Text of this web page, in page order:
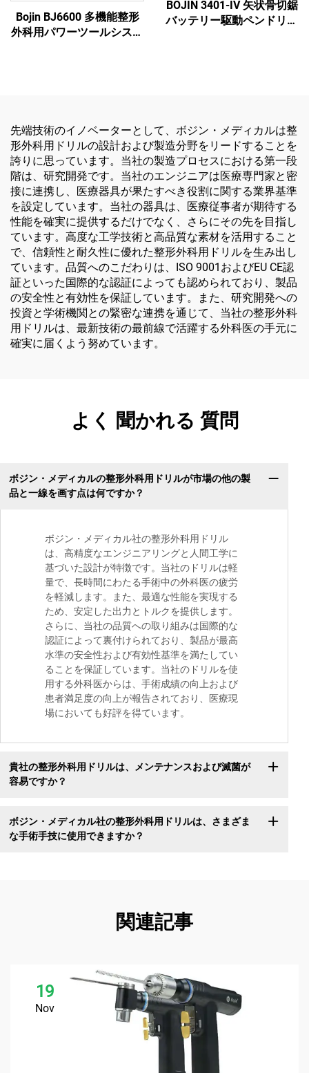
Bojin BJ6600 多機能整形
外科用パワーツールシステ
BOJIN 3401-IV 矢状骨切鋸
バッテリー駆動ペンドリル
先端技術のイノベーターとして、ボジン・メディカルは整
形外科用ドリルの設計および製造分野をリードすることを
誇りに思っています。当社の製造プロセスにおける第一段
階は、研究開発です。当社のエンジニアは医療専門家と密
接に連携し、医療器具が果たすべき役割に関する業界基準
を設定しています。当社の器具は、医療従事者が期待する
性能を確実に提供するだけでなく、さらにその先を目指し
ています。高度な工学技術と高品質な素材を活用すること
で、信頼性と耐久性に優れた整形外科用ドリルを生み出し
ています。品質へのこだわりは、ISO 9001およびEU CE認
証といった国際的な認証によっても認められており、製品
の安全性と有効性を保証しています。また、研究開発への
投資と学術機関との緊密な連携を通じて、当社の整形外科
用ドリルは、最新技術の最前線で活躍する外科医の手元に
確実に届くよう努めています。
よく 聞かれる 質問
ボジン・メディカルの整形外科用ドリルが市場の他の製
品と一線を画す点は何ですか？
ボジン・メディカル社の整形外科用ドリル
は、高精度なエンジニアリングと人間工学に
基づいた設計が特徴です。当社のドリルは軽
量で、長時間にわたる手術中の外科医の疲労
を軽減します。また、最適な性能を実現する
ため、安定した出力とトルクを提供します。
さらに、当社の品質への取り組みは国際的な
認証によって裏付けられており、製品が最高
水準の安全性および有効性基準を満たしてい
ることを保証しています。当社のドリルを使
用する外科医からは、手術成績の向上および
患者満足度の向上が報告されており、医療現
場においても好評を得ています。
貴社の整形外科用ドリルは、メンテナンスおよび滅菌が
容易ですか？
ボジン・メディカル社の整形外科用ドリルは、さまざま
な手術手技に使用できますか？
関連記事
19
Nov